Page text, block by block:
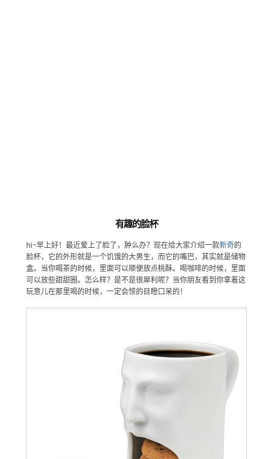
有趣的脸杯
hi~早上好！最近爱上了脸了，肿么办？现在给大家介绍一款新奇的
脸杯，它的外形就是一个饥饿的大男生，而它的嘴巴，其实就是储物
盒。当你喝茶的时候，里面可以顺便放点桃酥。喝咖啡的时候，里面
可以放些甜甜圈。怎么样？是不是很犀利呢？当你朋友看到你拿着这
玩意儿在那里喝的时候，一定会惊的目瞪口呆的！